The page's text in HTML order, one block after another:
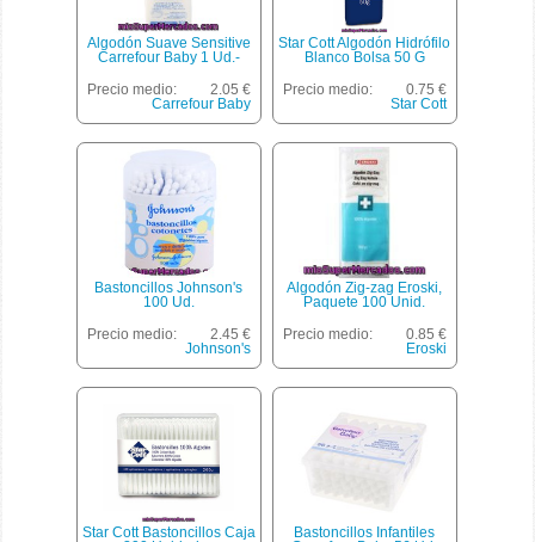
Algodón Suave Sensitive
Carrefour Baby 1 Ud.-
Precio medio:
2.05 €
Carrefour Baby
Star Cott Algodón Hidrófilo
Blanco Bolsa 50 G
Precio medio:
0.75 €
Star Cott
Bastoncillos Johnson's
100 Ud.
Precio medio:
2.45 €
Johnson's
Algodón Zig-zag Eroski,
Paquete 100 Unid.
Precio medio:
0.85 €
Eroski
Star Cott Bastoncillos Caja
Bastoncillos Infantiles